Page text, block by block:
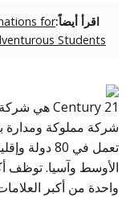
اقرأ أيضاً:for
Students
شركة مملوكة
تعمل في 80
واحدة من أكبر